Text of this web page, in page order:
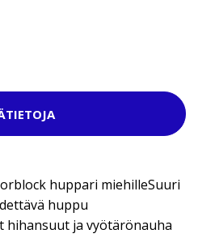
huppari miehilleSuuri
huppu
hihansuut ja vyötärönauha